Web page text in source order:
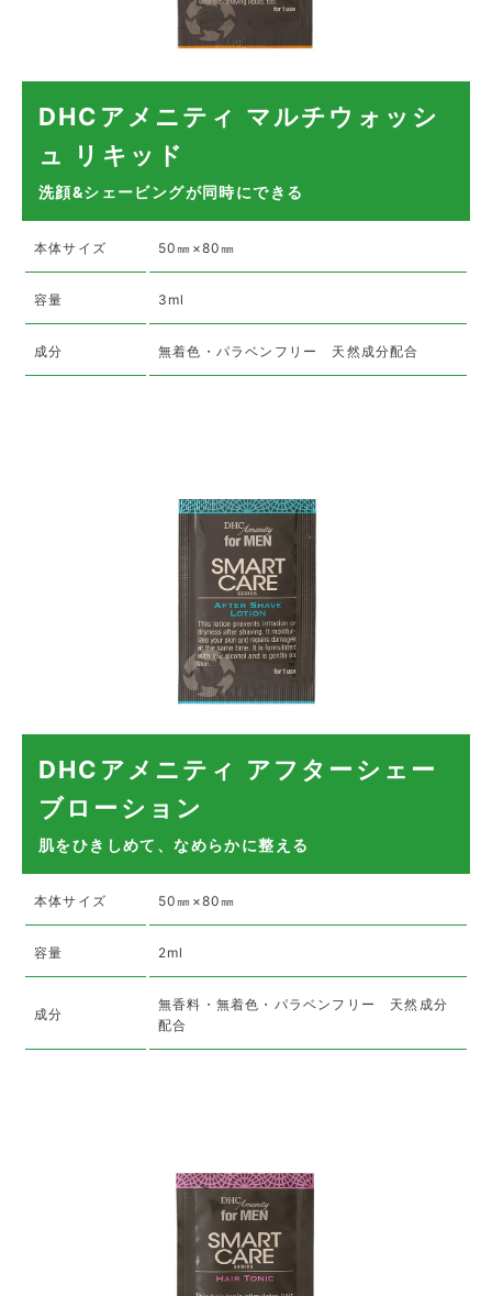
DHCアメニティ マルチウォッシ
ュ リキッド
洗顔&シェービングが同時にできる
本体サイズ 50㎜×80㎜
容量 3ml
成分 無着色・パラベンフリー 天然成分配合
DHCアメニティ アフターシェー
ブローション
肌をひきしめて、なめらかに整える
本体サイズ 50㎜×80㎜
容量 2ml
成分
無香料・無着色・パラベンフリー 天然成分
配合